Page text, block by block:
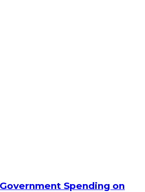
Spending on